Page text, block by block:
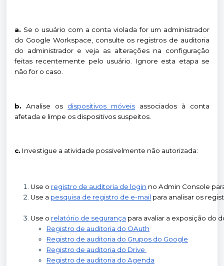
a. Se o usuário com a conta violada for um administrador
do Google Workspace, consulte os registros de auditoria
do administrador e veja as alterações na configuração
feitas recentemente pelo usuário. Ignore esta etapa se
não for o caso.
b. Analise os dispositivos móveis associados à conta
afetada e limpe os dispositivos suspeitos.
c. Investigue a atividade possivelmente não autorizada:
Use o registro de auditoria de login no Admin Console
Use a pesquisa de registro de e-mail para analisar os
Use o relatório de segurança para avaliar a exposição do
Registro de auditoria do OAuth
Registro de auditoria do Grupos do Google
Registro de auditoria do Drive
Registro de auditoria do Agenda